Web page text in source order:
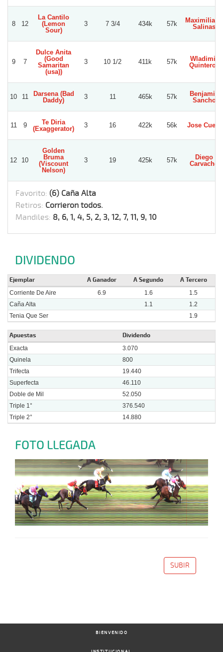
8 12
La Cantilo
(Lemon
Sour)
3 7 3/4 434k 57k
Maximiliano
Salinas
9 7
Dulce Anita
(Good
Samaritan
(usa))
3 10 1/2 411k 57k
Wladimir
Quinteros
10 11
Darsena (Bad
Daddy)
3 11 465k 57k
Benjamin
Sancho
11 9
Te Diria
(Exaggerator)
3 16 422k 56k Jose Cueto
12 10
Golden
Bruma
(Viscount
Nelson)
3 19 425k 57k
Diego
Carvacho
Favorito: (6) Caña Alta
Retiros: Corrieron todos.
Mandiles: 8, 6, 1, 4, 5, 2, 3, 12, 7, 11, 9, 10
DIVIDENDO
Ejemplar A Ganador A Segundo A Tercero
Corriente De Aire 6.9 1.6
1.5
Caña Alta
1.1
1.2
Tenia Que Ser
1.9
Apuestas Dividendo
Exacta
3.070
Quinela
800
Trifecta
19.440
Superfecta
46.110
Doble de Mil
52.050
Triple 1°
376.540
Triple 2°
14.880
FOTO LLEGADA
SUBIR
BIENVENIDO